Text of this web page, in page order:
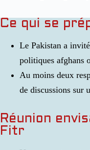
Ce qui se
Le Pakistan a
politiques afghans
Au moins deux
de discussions sur
Réunion
Fitr